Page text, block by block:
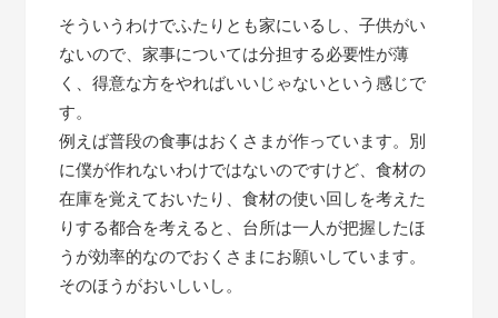
そういうわけでふたりとも家にいるし、子供がい
ないので、家事については分担する必要性が薄
く、得意な方をやればいいじゃないという感じで
す。
例えば普段の食事はおくさまが作っています。別
に僕が作れないわけではないのですけど、食材の
在庫を覚えておいたり、食材の使い回しを考えた
りする都合を考えると、台所は一人が把握したほ
うが効率的なのでおくさまにお願いしています。
そのほうがおいしいし。